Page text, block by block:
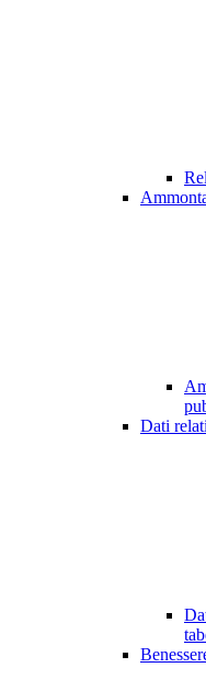
Dati